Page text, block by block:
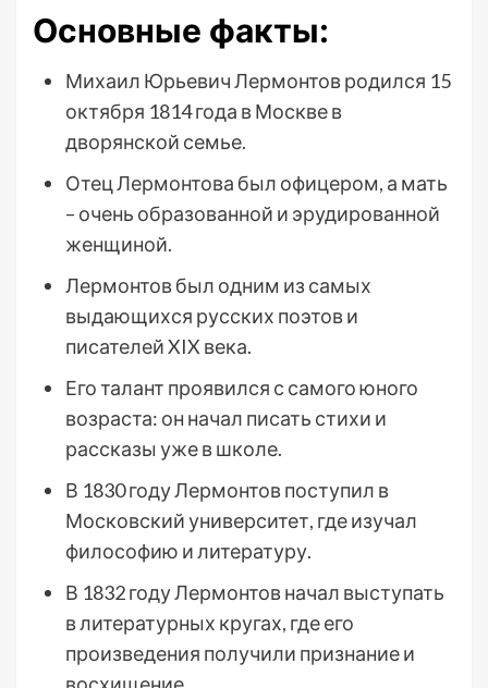
Основные факты:
Михаил Юрьевич Лермонтов родился 15
октября 1814 года в Москве в
дворянской семье.
Отец Лермонтова был офицером, а мать
– очень образованной и эрудированной
женщиной.
Лермонтов был одним из самых
выдающихся русских поэтов и
писателей XIX века.
Его талант проявился с самого юного
возраста: он начал писать стихи и
рассказы уже в школе.
В 1830 году Лермонтов поступил в
Московский университет, где изучал
философию и литературу.
В 1832 году Лермонтов начал выступать
в литературных кругах, где его
произведения получили признание и